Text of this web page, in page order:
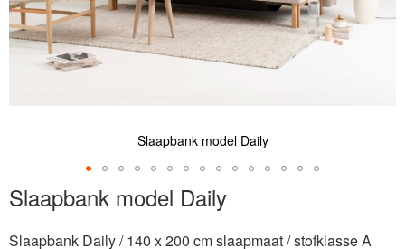
Slaapbank model Daily
Ga
naar
het
Slaapbank model Daily
Slaapbank Daily / 140 x 200 cm slaapmaat / stofklasse A